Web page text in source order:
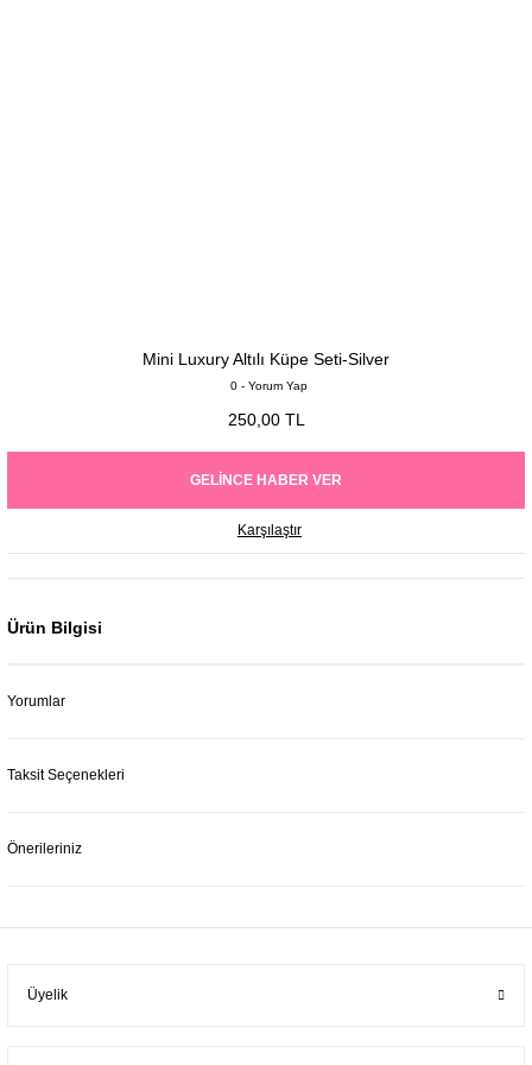
Mini Luxury Altılı Küpe Seti-Silver
0 - Yorum Yap
250,00 TL
GELINCE HABER VER
Karşılaştır
Ürün Bilgisi
Yorumlar
Taksit Seçenekleri
Önerileriniz
Üyelik